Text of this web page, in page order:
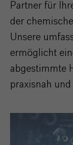
Partner für
der
Unsere
ermöglicht
abgestimmte
praxisnah